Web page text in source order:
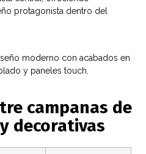
protagonista dentro del
moderno con acabados en
y paneles touch.
campanas de
decorativas